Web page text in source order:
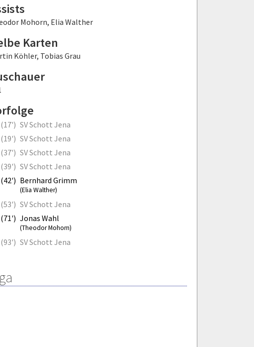
Mohorn, Elia Walther
Karten
Köhler, Tobias Grau
SV Schott Jena
SV Schott Jena
SV Schott Jena
SV Schott Jena
Bernhard Grimm
(Elia Walther)
SV Schott Jena
Jonas Wahl
(Theodor Mohorn)
SV Schott Jena